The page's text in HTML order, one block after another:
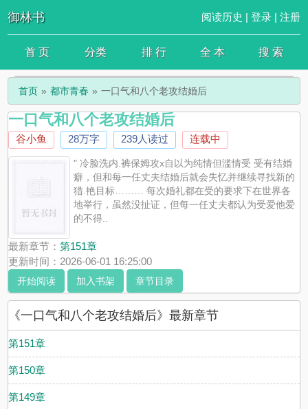
御林书 阅读历史 | 登录| 注册
首 页 分类 排 行 全 本 搜 索
首页 都市青春 一口气和八个老攻结婚后
一口气和八个老攻结婚后
谷小鱼 28万字 239人读过 连载中
" 冷脸洗内.裤保姆攻x自以为纯情但滥情受 受有结婚
癖，但和每一任丈夫结婚后就会失忆并继续寻找新的
猎.艳目标……… 每次婚礼都在受的要求下在世界各
地举行，虽然没扯证，但每一任丈夫都认为受爱他爱
的不得..
最新章节：第151章
更新时间：2026-06-01 16:25:00
开始阅读 加入书架 章节目录
《一口气和八个老攻结婚后》最新章节
第151章
第150章
第149章